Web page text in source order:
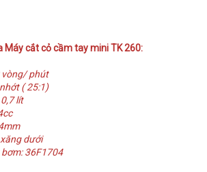
Máy cắt cỏ cầm tay mini TK 260:
vòng/ phút
( 25:1)
lít
dưới
36F1704